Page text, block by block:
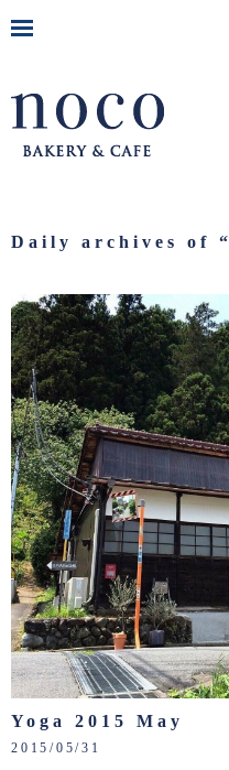
Daily archives of “
Yoga 2015 May
2015/05/31